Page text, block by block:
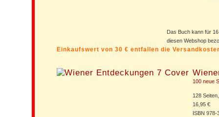
Das Buch kann für
diesen Webshop
Einkaufswert von 30 € entfallen die
100 neue
128
16,95 €
ISBN 978-